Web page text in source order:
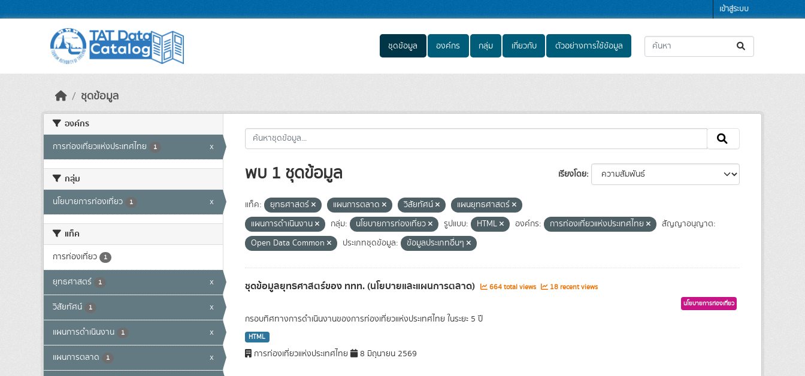
เข้าสู่ระบบ
ชุดข้อมูล องค์กร กลุ่ม เกี่ยวกับ ตัวอย่างการใช้ข้อมูล
ชุดข้อมูล
องค์กร
การท่องเที่ยวแห่งประเทศไทย 1 x
กลุ่ม
นโยบายการท่องเที่ยว 1 x
แท็ค
การท่องเที่ยว 1
ยุทธศาสตร์ 1 x
วิสัยทัศน์ 1 x
แผนการดำเนินงาน 1 x
แผนการตลาด 1 x
เรียงโดย
พบ 1 ชุดข้อมูล
แท็ค: ยุทธศาสตร์ แผนการตลาด วิสัยทัศน์
แผนยุทธศาสตร์
แผนการดำเนินงาน
กลุ่ม: นโยบายการท่องเที่ยว รูปแบบ: HTML องค์กร: การท่องเที่ยวแห่งประเทศไทย
สัญญาอนุญาต:
Open Data Common
ประเภทชุดข้อมูล: ข้อมูลประเภทอื่นๆ
ชุดข้อมูลยุทธศาสตร์ของ ททท. (นโยบายและแผนการตลาด) 664 total views 18 recent views
นโยบายการท่องเที่ยว
กรอบทิศทางการดำเนินงานของการท่องเที่ยวแห่งประเทศไทย ในระยะ 5 ปี
HTML
การท่องเที่ยวแห่งประเทศไทย 8 มิถุนายน 2569